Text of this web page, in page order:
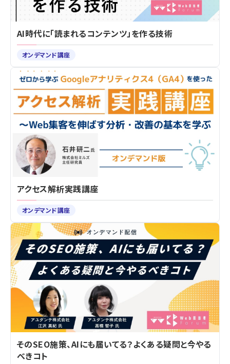
AI時代に「読まれるコンテンツ」を作る技術
オンデマンド講座
アクセス解析実践講座
オンデマンド講座
そのSEO施策、AIにも届いてる？よくある疑問と今やる
べきコト